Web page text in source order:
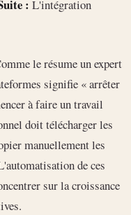
: L'intégration
le résume un expert
signifie « arrêter
à faire un travail
doit télécharger les
manuellement les
de ces
sur la croissance